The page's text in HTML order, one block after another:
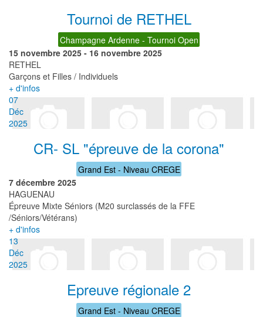
Tournoi de RETHEL
Champagne Ardenne - Tournoi Open
15 novembre 2025 - 16 novembre 2025
RETHEL
Garçons et Filles / Individuels
+ d'infos
07
Déc
2025
CR- SL "épreuve de la corona"
Grand Est - Niveau CREGE
7 décembre 2025
HAGUENAU
Épreuve Mixte Séniors (M20 surclassés de la FFE
/Séniors/Vétérans)
+ d'infos
13
Déc
2025
Epreuve régionale 2
Grand Est - Niveau CREGE